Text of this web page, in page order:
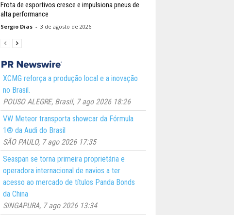
Frota de esportivos cresce e impulsiona pneus de
alta performance
Sergio Dias - 3 de agosto de 2026
XCMG reforça a produção local e a inovação
no Brasil.
POUSO ALEGRE, Brasil, 7 ago 2026 18:26
VW Meteor transporta showcar da Fórmula
1® da Audi do Brasil
SÃO PAULO, 7 ago 2026 17:35
Seaspan se torna primeira proprietária e
operadora internacional de navios a ter
acesso ao mercado de títulos Panda Bonds
da China
SINGAPURA, 7 ago 2026 13:34